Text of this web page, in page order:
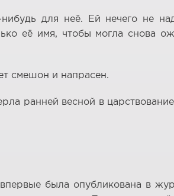
для неё. Ей нечего не
её имя, чтобы могла снова
смешон и напрасен.
ранней весной в
была опубликована в